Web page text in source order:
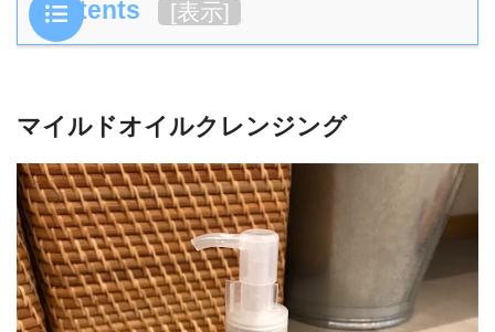
Contents [表示]
マイルドオイルクレンジング